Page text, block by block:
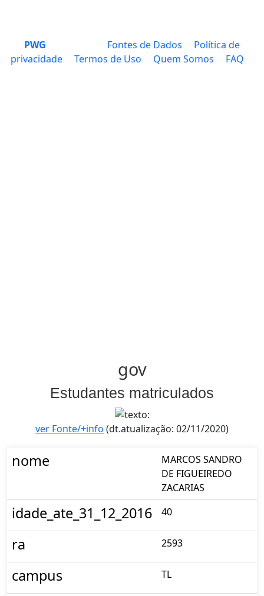
PWG Fontes de Dados
Política de
privacidade
Termos de Uso Quem Somos FAQ
gov
Estudantes matriculados
ver Fonte/+info (dt.atualização: 02/11/2020)
nome
MARCOS SANDRO
DE FIGUEIREDO
ZACARIAS
idade_ate_31_12_2016 40
ra 2593
campus TL